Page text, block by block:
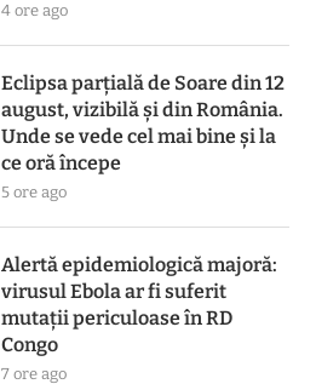
4 ore ago
Eclipsa parțială de Soare din 12
august, vizibilă și din România.
Unde se vede cel mai bine și la
ce oră începe
5 ore ago
Alertă epidemiologică majoră:
virusul Ebola ar fi suferit
mutații periculoase în RD
Congo
7 ore ago